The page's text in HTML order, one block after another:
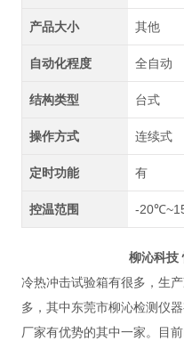
产品大小 其他
自动化程度 全自动
结构类型 台式
操作方式 连续式
定时功能 有
控温范围 -
柳沁科技
冷热冲击试验箱有很多，生
多，其中东莞市柳沁检测仪
厂家有优势的其中一家。目